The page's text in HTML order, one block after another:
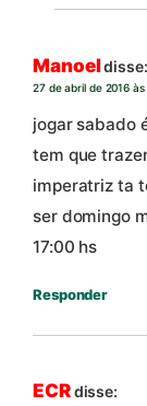
Manoeldisse:
27 de abril de 2016 às
jogar sabado
tem que
imperatriz ta
ser domingo
17:00 hs
Responder
ECRdisse: